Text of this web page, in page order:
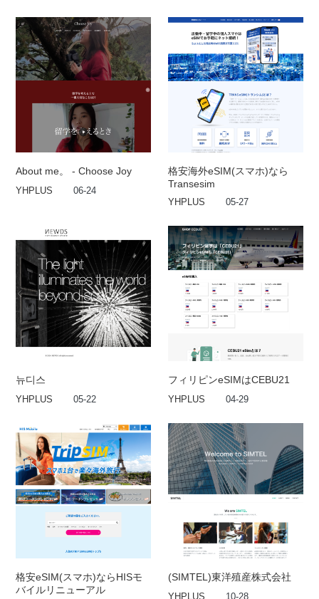
About me。 - Choose Joy
YHPLUS 06-24
格安海外eSIM(スマホ)なら
Transesim
YHPLUS 05-27
뉴디스
YHPLUS 05-22
フィリピンeSIMはCEBU21
YHPLUS 04-29
格安eSIM(スマホ)ならHISモ
バイルリニューアル
(SIMTEL)東洋殖産株式会社
YHPLUS 10-28